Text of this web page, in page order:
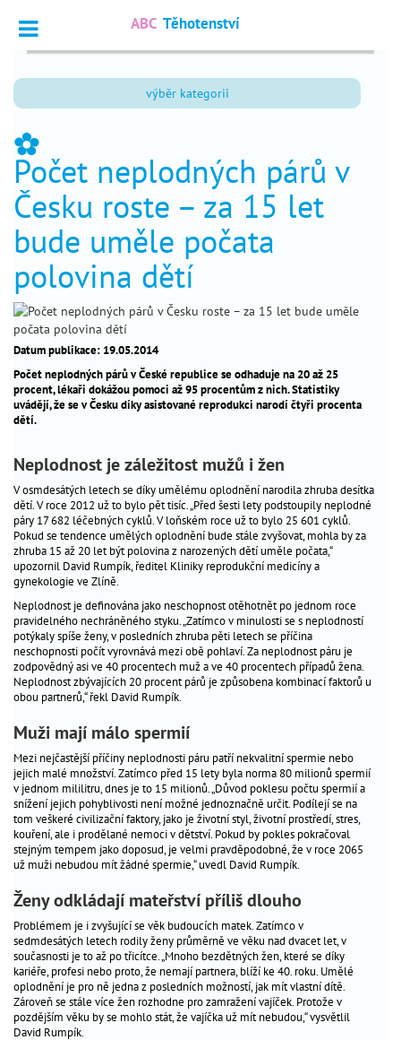
_ Dotazy
Výpočet
termínu
Fórum
čtenářů
nejčtenější
_ chci
otěhotnět
těhotenství
_ péče
dítě
_ antikoncepce
_ gynekologická
prevence
Nejčtenější
dotazy
odborníkům
aktuality
hitparáda
problémy
s
otěhotněním
_
co
byste
měli
vědět
příčiny
neplodnosti
_
léčba
neplodnosti
ABC Těhotenství
výběr kategorii
_
Počet neplodných párů v
Česku roste – za 15 let
bude uměle počata
polovina dětí
Datum publikace: 19.05.2014
Počet neplodných párů v České republice se odhaduje na 20 až 25
procent, lékaři dokážou pomoci až 95 procentům z nich. Statistiky
uvádějí, že se v Česku díky asistované reprodukci narodí čtyři procenta
dětí.
Neplodnost je záležitost mužů i žen
V osmdesátých letech se díky umělému oplodnění narodila zhruba desítka
dětí. V roce 2012 už to bylo pět tisíc. „Před šesti lety podstoupily neplodné
páry 17 682 léčebných cyklů. V loňském roce už to bylo 25 601 cyklů.
Pokud se tendence umělých oplodnění bude stále zvyšovat, mohla by za
zhruba 15 až 20 let být polovina z narozených dětí uměle počata,“
upozornil David Rumpík, ředitel Kliniky reprodukční medicíny a
gynekologie ve Zlíně.
Neplodnost je definována jako neschopnost otěhotnět po jednom roce
pravidelného nechráněného styku. „Zatímco v minulosti se s neplodností
potýkaly spíše ženy, v posledních zhruba pěti letech se příčina
neschopnosti počít vyrovnává mezi obě pohlaví. Za neplodnost páru je
zodpovědný asi ve 40 procentech muž a ve 40 procentech případů žena.
Neplodnost zbývajících 20 procent párů je způsobena kombinací faktorů u
obou partnerů,“ řekl David Rumpík.
Muži mají málo spermií
Mezi nejčastější příčiny neplodnosti páru patří nekvalitní spermie nebo
jejich malé množství. Zatímco před 15 lety byla norma 80 milionů spermií
v jednom mililitru, dnes je to 15 milionů. „Důvod poklesu počtu spermií a
snížení jejich pohyblivosti není možné jednoznačně určit. Podílejí se na
tom veškeré civilizační faktory, jako je životní styl, životní prostředí, stres,
kouření, ale i prodělané nemoci v dětství. Pokud by pokles pokračoval
stejným tempem jako doposud, je velmi pravděpodobné, že v roce 2065
už muži nebudou mít žádné spermie,“ uvedl David Rumpík.
Ženy odkládají mateřství příliš dlouho
Problémem je i zvyšující se věk budoucích matek. Zatímco v
sedmdesátých letech rodily ženy průměrně ve věku nad dvacet let, v
současnosti je to až po třicítce. „Mnoho bezdětných žen, které se díky
kariéře, profesi nebo proto, že nemají partnera, blíží ke 40. roku. Umělé
oplodnění je pro ně jedna z posledních možností, jak mít vlastní dítě.
Zároveň se stále více žen rozhodne pro zamražení vajíček. Protože v
pozdějším věku by se mohlo stát, že vajíčka už mít nebudou,“ vysvětlil
David Rumpík.